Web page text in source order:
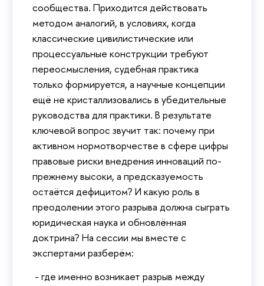
сообщества. Приходится действовать
методом аналогий, в условиях, когда
классические цивилистические или
процессуальные конструкции требуют
переосмысления, судебная практика
только формируется, а научные концепции
ещё не кристаллизовались в убедительные
руководства для практики. В результате
ключевой вопрос звучит так: почему при
активном нормотворчестве в сфере цифры
правовые риски внедрения инноваций по-
прежнему высоки, а предсказуемость
остаётся дефицитом? И какую роль в
преодолении этого разрыва должна сыграть
юридическая наука и обновлённая
доктрина? На сессии мы вместе с
экспертами разберём:
- где именно возникает разрыв между